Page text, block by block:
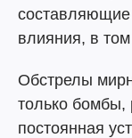
составляющие
влияния, в
Обстрелы
только бомбы,
постоянная